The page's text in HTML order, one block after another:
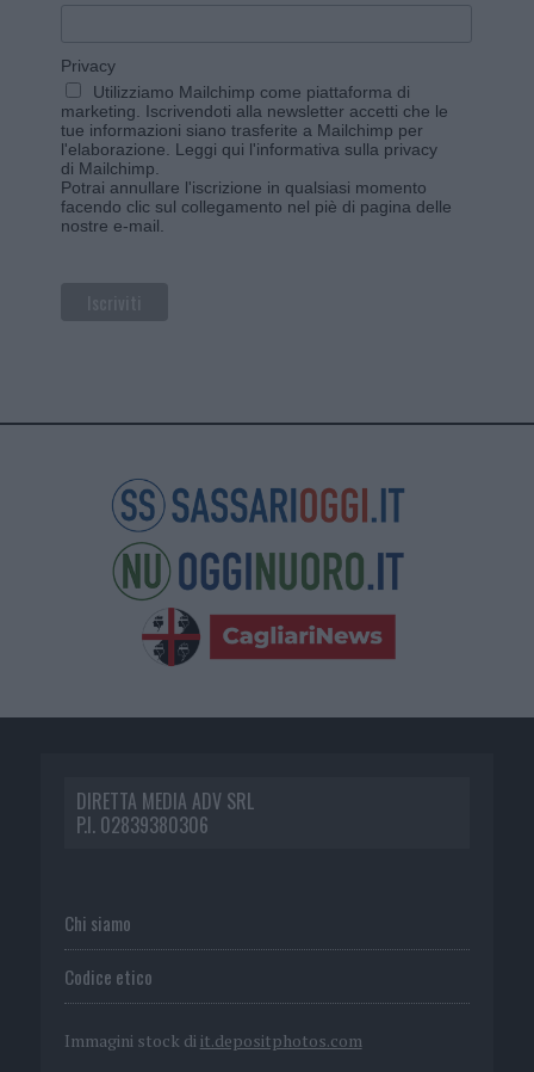
Privacy
Utilizziamo Mailchimp come piattaforma di
marketing. Iscrivendoti alla newsletter accetti che le
tue informazioni siano trasferite a Mailchimp per
l'elaborazione. Leggi qui l'informativa sulla privacy
di Mailchimp
Potrai annullare l'iscrizione in qualsiasi momento
facendo clic sul collegamento nel piè di pagina delle
nostre e-mail.
DIRETTA MEDIA ADV SRL
P.I. 02839380306
Chi siamo
Codice etico
Immagini stock di it.depositphotos.com